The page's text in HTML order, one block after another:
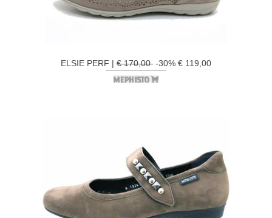
ELSIE PERF | € 170,00-30% € 119,00